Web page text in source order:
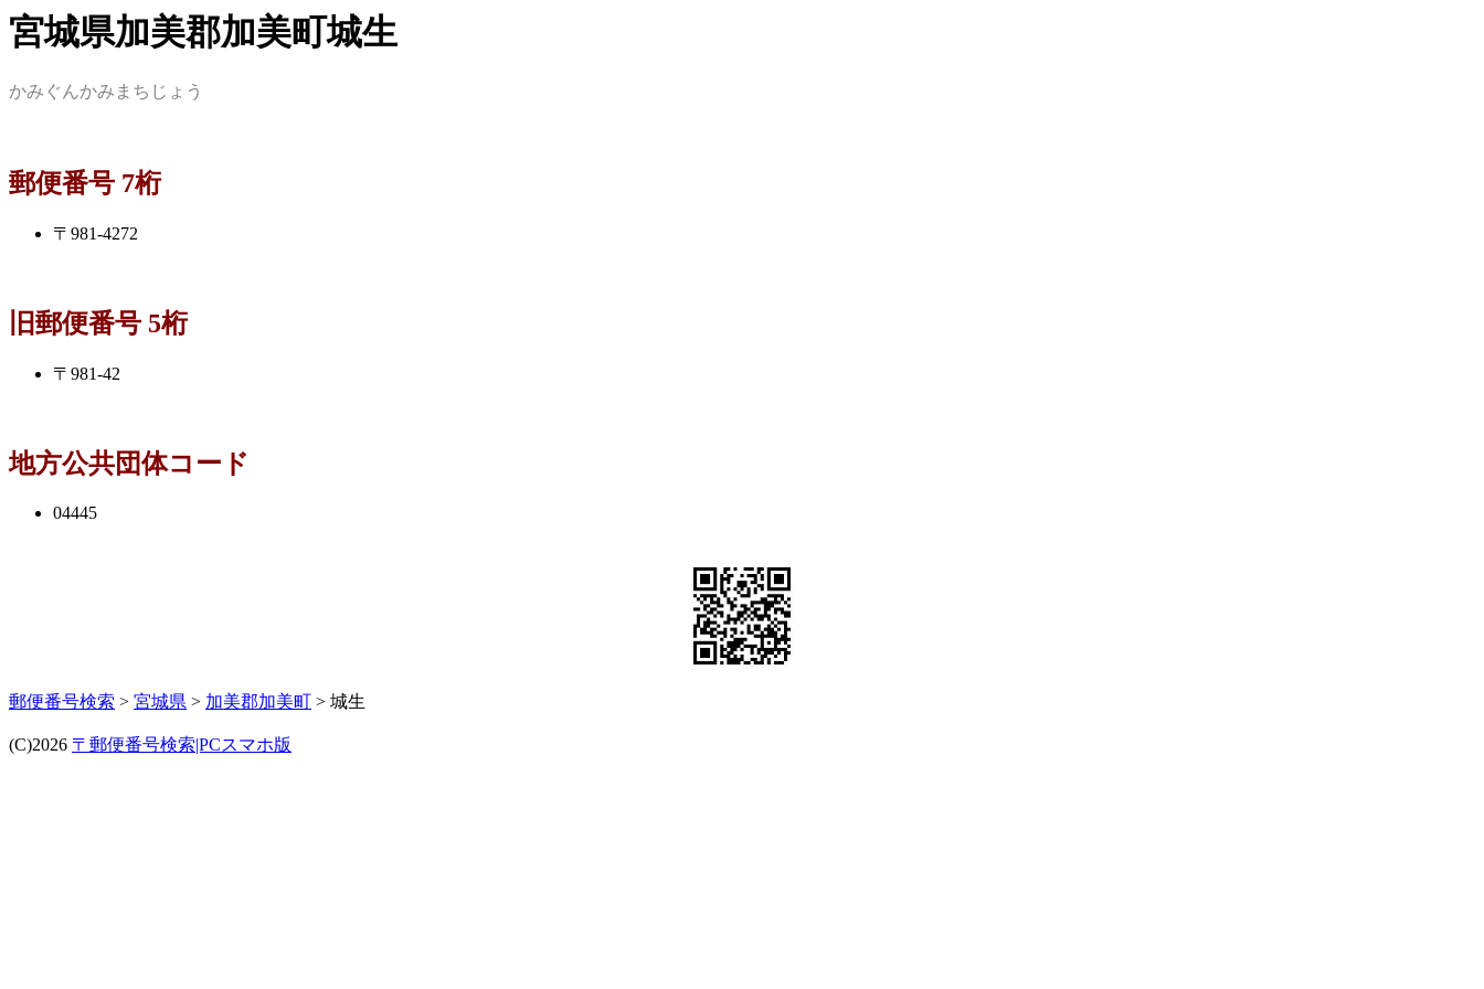
宮城県加美郡加美町城生
かみぐんかみまちじょう
郵便番号 7桁
〒981-4272
旧郵便番号 5桁
〒981-42
地方公共団体コード
04445
郵便番号検索 > 宮城県 > 加美郡加美町 > 城生
(C)2026 〒郵便番号検索|PCスマホ版